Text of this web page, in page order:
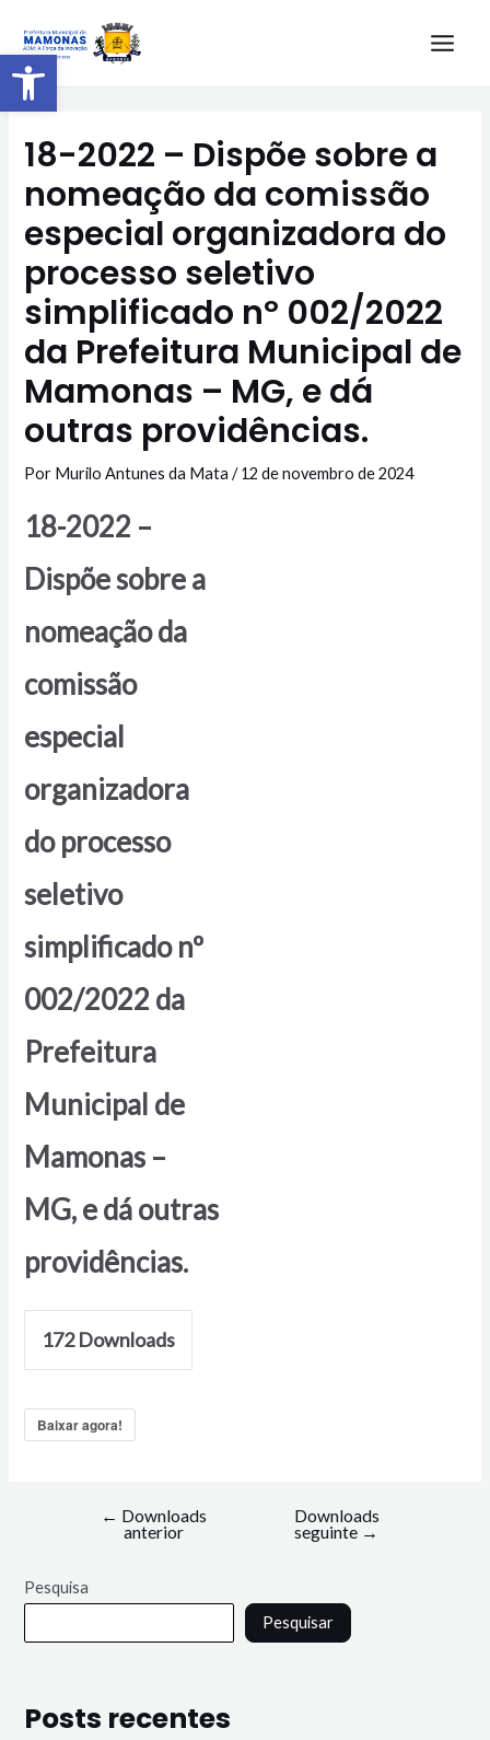
Barra de Ferramentas Aberta
18-2022 – Dispõe sobre a
nomeação da comissão
especial organizadora do
processo seletivo
simplificado nº 002/2022
da Prefeitura Municipal de
Mamonas – MG, e dá
outras providências.
Por Murilo Antunes da Mata/12 de novembro de 2024
18-2022 –
Dispõe sobre a
nomeação da
comissão
especial
organizadora
do processo
seletivo
simplificado nº
002/2022 da
Prefeitura
Municipal de
Mamonas –
MG, e dá outras
providências.
172Downloads
Baixar agora!
← Downloads
anterior
Downloads
seguinte →
Pesquisa
Pesquisar
Posts recentes